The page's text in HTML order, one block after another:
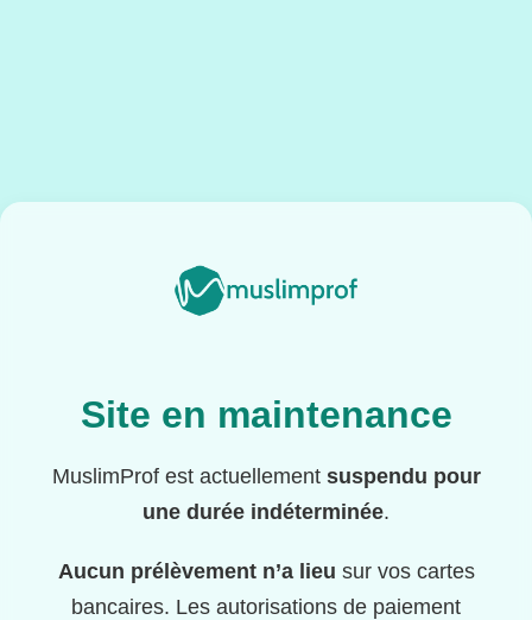
Site en maintenance
MuslimProf est actuellement suspendu pour
une durée indéterminée.
Aucun prélèvement n’a lieu sur vos cartes
bancaires. Les autorisations de paiement